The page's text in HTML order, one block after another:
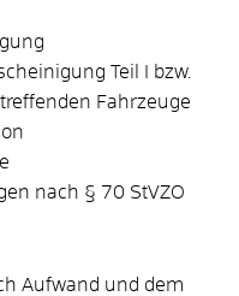
Teil I bzw.
Fahrzeuge
nach § 70 StVZO
Aufwand und dem